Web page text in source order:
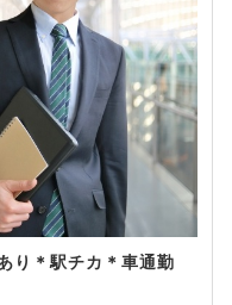
り＊駅チカ＊車通勤